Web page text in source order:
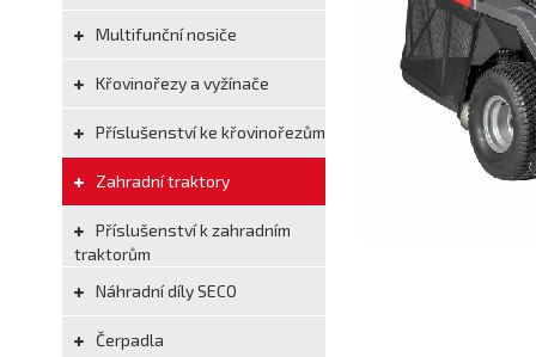
Multifunční nosiče
Křovinořezy a vyžínače
Příslušenství ke křovinořezům
Zahradní traktory
Příslušenství k zahradním
traktorům
Náhradní díly SECO
Čerpadla